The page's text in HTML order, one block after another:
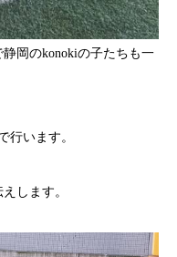
岡のkonokiの子たちも一
行います。
します。